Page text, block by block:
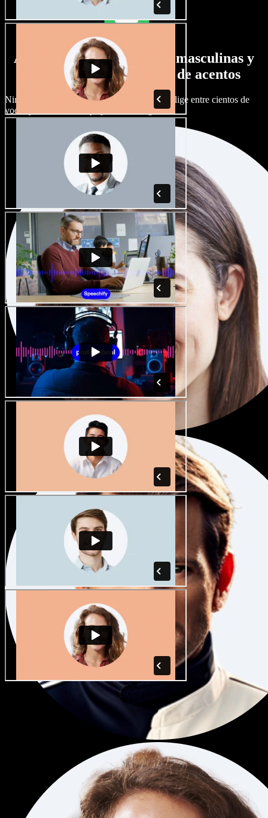
Amplia selección de voces masculinas y
femeninas con todo tipo de acentos
Ningún proyecto tiene por qué sonar igual. Elige entre cientos de
voces y acentos de IA y ajústalos a tu gusto.